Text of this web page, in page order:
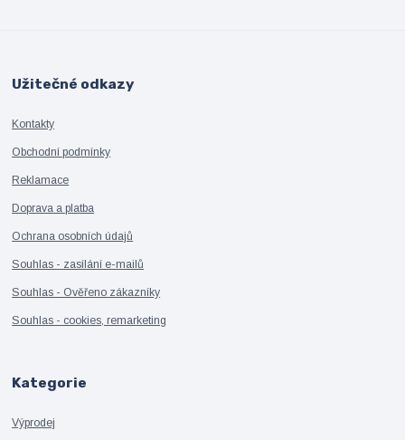
Užitečné odkazy
Kontakty
Obchodní podmínky
Reklamace
Doprava a platba
Ochrana osobních údajů
Souhlas - zasílání e-mailů
Souhlas - Ověřeno zákazníky
Souhlas - cookies, remarketing
Kategorie
Výprodej